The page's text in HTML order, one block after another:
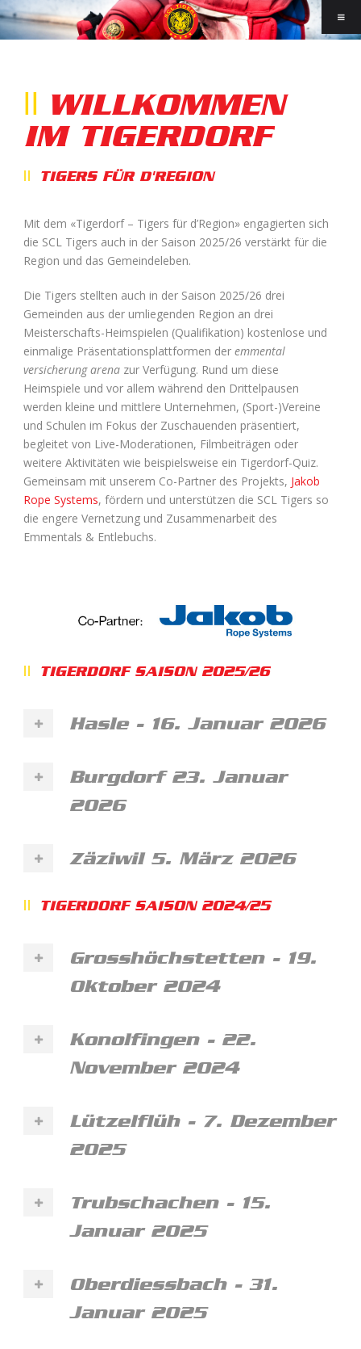
WILLKOMMEN
IM TIGERDORF
TIGERS FÜR D'REGION
Mit dem «Tigerdorf – Tigers für d’Region» engagierten sich
die SCL Tigers auch in der Saison 2025/26 verstärkt für die
Region und das Gemeindeleben.
Die Tigers stellten auch in der Saison 2025/26 drei
Gemeinden aus der umliegenden Region an drei
Meisterschafts-Heimspielen (Qualifikation) kostenlose und
einmalige Präsentationsplattformen der emmental
versicherung arena zur Verfügung. Rund um diese
Heimspiele und vor allem während den Drittelpausen
werden kleine und mittlere Unternehmen, (Sport-)Vereine
und Schulen im Fokus der Zuschauenden präsentiert,
begleitet von Live-Moderationen, Filmbeiträgen oder
weitere Aktivitäten wie beispielsweise ein Tigerdorf-Quiz.
Gemeinsam mit unserem Co-Partner des Projekts, Jakob
Rope Systems, fördern und unterstützen die SCL Tigers so
die engere Vernetzung und Zusammenarbeit des
Emmentals & Entlebuchs.
TIGERDORF SAISON 2025/26
Hasle - 16. Januar 2026
Burgdorf 23. Januar
2026
Zäziwil 5. März 2026
TIGERDORF SAISON 2024/25
Grosshöchstetten - 19.
Oktober 2024
Konolfingen - 22.
November 2024
Lützelflüh - 7. Dezember
2025
Trubschachen - 15.
Januar 2025
Oberdiessbach - 31.
Januar 2025